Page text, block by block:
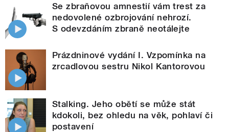
Se zbraňovou amnestií vám trest za
nedovolené ozbrojování nehrozí.
S odevzdáním zbraně neotálejte
Prázdninové vydání I. Vzpomínka na
zrcadlovou sestru Nikol Kantorovou
Stalking. Jeho obětí se může stát
kdokoli, bez ohledu na věk, pohlaví či
postavení